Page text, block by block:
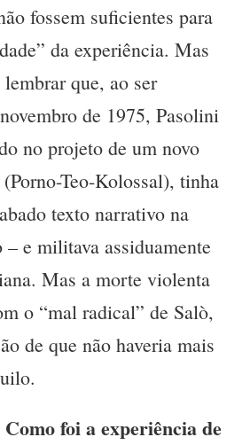
fossem suficientes para
da experiência. Mas
que, ao ser
de 1975, Pasolini
no projeto de um novo
Teo-Kolossal), tinha
texto narrativo na
– e militava assiduamente
Mas a morte violenta
o “mal radical” de Salò,
de que não haveria mais
foi a experiência de